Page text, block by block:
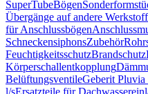
SuperTubeBögen
Übergänge auf andere
für Anschlussbögen
SchneckensiphonsZubehör
FeuchtigkeitsschutzBrandschutz
Körperschallentkopplung
BelüftungsventileGeberit Pluvia
l/sErsatzteile für